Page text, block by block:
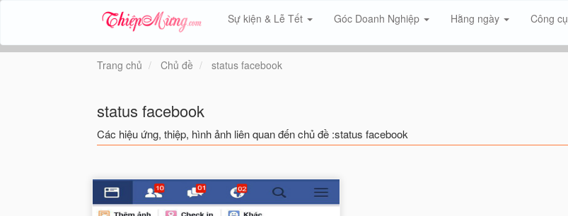
Sự kiện & Lễ Tết Góc Doanh Nghiệp Hằng ngày Công cụ
Trang chủ Chủ đề status facebook
status facebook
Các hiệu ứng, thiệp, hình ảnh liên quan đến chủ đề :status facebook